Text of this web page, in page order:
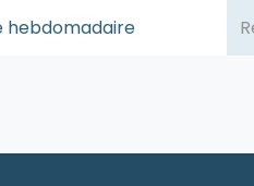
hebdomadaire